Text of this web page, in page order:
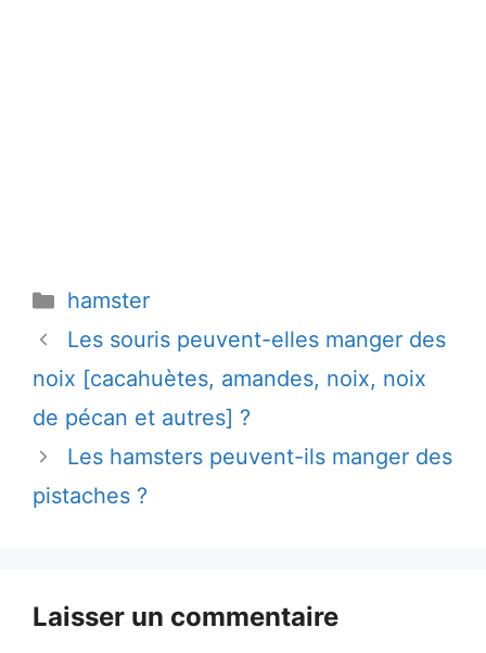
Catégories
hamster
Les souris peuvent-elles manger des
noix [cacahuètes, amandes, noix, noix
de pécan et autres] ?
Les hamsters peuvent-ils manger des
pistaches ?
Laisser un commentaire